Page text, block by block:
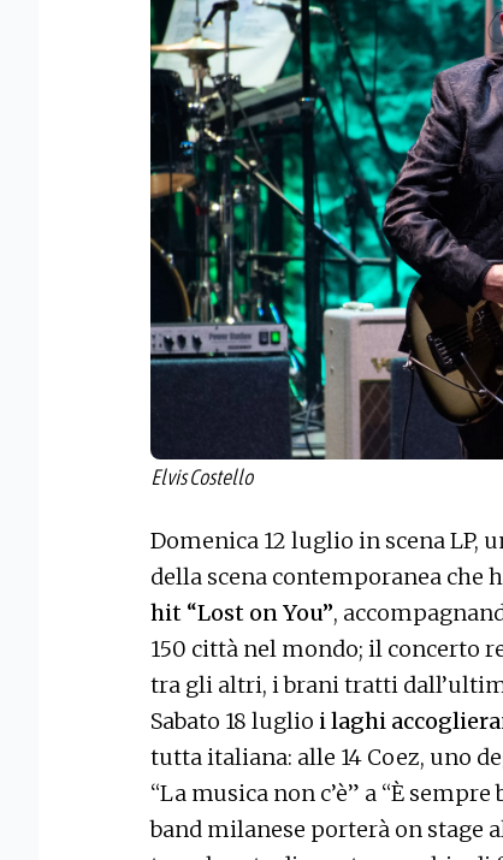
Elvis Costello
Domenica 12 luglio in scena LP,
della scena contemporanea che
hit “Lost on You”,
150 città nel mondo; il concerto
tra gli altri, i brani tratti
Sabato 18 luglio i laghi
tutta italiana: alle 14 Coez, uno
“La musica non c’è” a “È
band milanese porterà on stage